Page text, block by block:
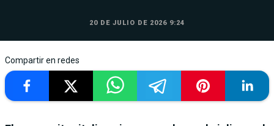
20 DE JULIO DE 2026 9:24
Compartir en redes